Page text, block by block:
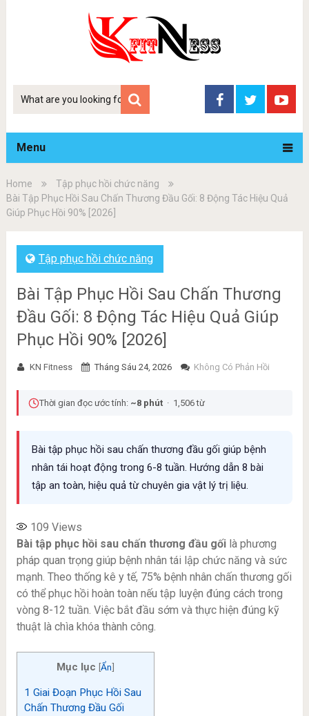
Tim
Menu
Home
Tập phục hồi chức năng
Bài Tập Phục Hồi Sau Chấn Thương Đầu Gối: 8 Động Tác Hiệu Quả
Giúp Phục Hồi 90% [2026]
Tập phục hồi chức năng
Bài Tập Phục Hồi Sau Chấn Thương
Đầu Gối: 8 Động Tác Hiệu Quả Giúp
Phục Hồi 90% [2026]
KN Fitness Tháng Sáu 24, 2026 Không Có Phản Hồi
Thời gian đọc ước tính: ~8 phút· 1,506 từ
Bài tập phục hồi sau chấn thương đầu gối giúp bệnh
nhân tái hoạt động trong 6-8 tuần. Hướng dẫn 8 bài
tập an toàn, hiệu quả từ chuyên gia vật lý trị liệu.
109 Views
Bài tập phục hồi sau chấn thương đầu gốilà phương
pháp quan trọng giúp bệnh nhân tái lập chức năng và sức
mạnh. Theo thống kê y tế, 75% bệnh nhân chấn thương gối
có thể phục hồi hoàn toàn nếu tập luyện đúng cách trong
vòng 8-12 tuần. Việc bắt đầu sớm và thực hiện đúng kỹ
thuật là chìa khóa thành công.
Mục lục [Ẩn]
1 Giai Đoạn Phục Hồi Sau
Chấn Thương Đầu Gối